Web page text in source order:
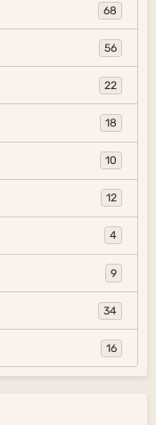
68
56
22
18
10
12
4
9
34
16